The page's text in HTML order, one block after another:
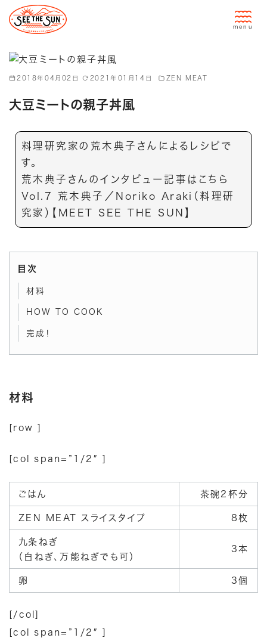
動
2018年04月02日 2021年01月14日 ZEN MEAT
大豆ミートの親子丼風
料理研究家の荒木典子さんによるレシピで
す。
荒木典子さんのインタビュー記事は こちら
Vol.7 荒木典子／Noriko Araki（料理研
究家）【MEET SEE THE SUN】
目次
材料
HOW TO COOK
完成！
材料
[row ]
[col span=”1/2″ ]
ごはん 茶碗2杯分
ZEN MEAT スライスタイプ 8枚
九条ねぎ
（白ねぎ、万能ねぎでも可）
3本
卵 3個
[/col]
[col span=”1/2″ ]